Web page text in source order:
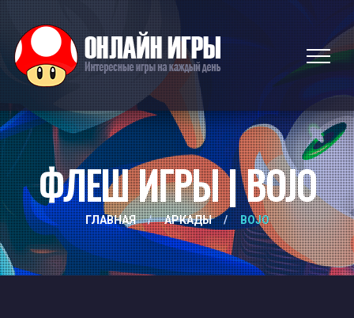
ФЛЕШ ИГРЫ | BOJO
ГЛАВНАЯ / АРКАДЫ / BOJO